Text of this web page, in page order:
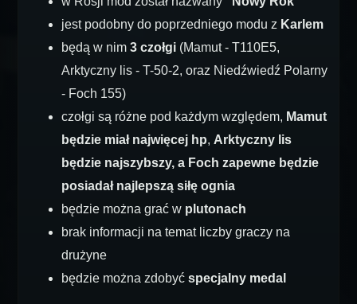
jest podobny do poprzedniego modu z Karlem
będą w nim 3 czołgi (Mamut - T110E5,
Arktyczny lis - T-50-2, oraz Niedźwiedź Polarny
- Foch 155)
czołgi są różne pod każdym względem, Mamut
będzie miał najwięcej hp, Arktyczny lis
będzie najszybszy, a Foch zapewne będzie
posiadał najlepszą siłę ognia
będzie można grać w plutonach
brak informacji na temat liczby graczy na
drużyne
będzie można zdobyć specjalny medal